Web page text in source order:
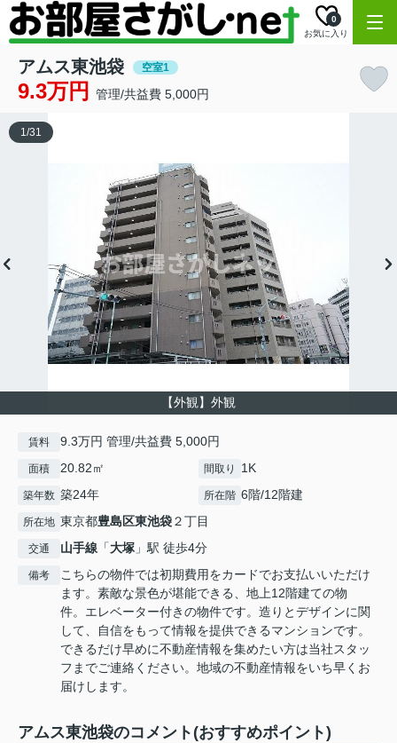
お気に入り
0
アムス東池袋 空室1
9.3万円 管理/共益費 5,000円
【外観】外観
1/31
賃料 9.3万円 管理/共益費 5,000円
面積 20.82㎡ 間取り 1K
築年数 築24年 所在階 6階/12階建
所在地 東京都豊島区東池袋２丁目
交通 山手線 「大塚 」駅 徒歩4分
備考
こちらの物件では初期費用をカードでお支払いいただけ
ます。素敵な景色が堪能できる、地上12階建ての物
件。エレベーター付きの物件です。造りとデザインに関
して、自信をもって情報を提供できるマンションです。
できるだけ早めに不動産情報を集めたい方は当社スタッ
フまでご連絡ください。地域の不動産情報をいち早くお
届けします。
アムス東池袋のコメント(おすすめポイント)